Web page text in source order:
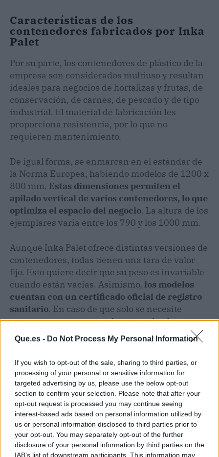
Que.es - Do Not Process My Personal Information
If you wish to opt-out of the sale, sharing to third parties, or
processing of your personal or sensitive information for
targeted advertising by us, please use the below opt-out
section to confirm your selection. Please note that after your
opt-out request is processed you may continue seeing
interest-based ads based on personal information utilized by
us or personal information disclosed to third parties prior to
your opt-out. You may separately opt-out of the further
disclosure of your personal information by third parties on the
IAB’s list of downstream participants. This information may
Características de los
contenedores fabricados por Inka
Palet
Por su parte, los contenedores de plástico de la
empresa son considerados multiuso y resultan
ideales para negocios de hortalizas y frutas, de
conservación, de carnes, de pescado y de tipo
industrial. El material de fabricación les
proporciona resistencia, por lo que no
requieren mantenimiento.
De igual forma, se enmarcan en el estándar de
la Norma Europea, habiendo modelos de 1200 x
800 mm. Estas dimensiones permiten el
apilado vertical de varios contenedores, lo que
optimiza el espacio del negocio. La altura de los
ejemplares varía entre los 790 y los 1000 mm.
Aunque Inka Palet ofrece distintas versiones de
contenedores, todas tienen una tara de valor
fijo. Esto quiere decir que su peso es invariable
cuando están vacías. Asimismo, los modelos
cuentan con un certificado oficial de registro
sanitario. En caso de que solo se necesite
comprar una tapa para el contenedor, la
empresa dispone varios modelos en la sección
de accesorios.
Tanto las cajas como los contenedores son
necesarios en los departamentos de compra y
envío de las empresas de logística. Gracias a su
prestigio, Inka Palet ofrece modelos de calidad a
través de la compra directa o de distribuidores
nacionales e internacionales.